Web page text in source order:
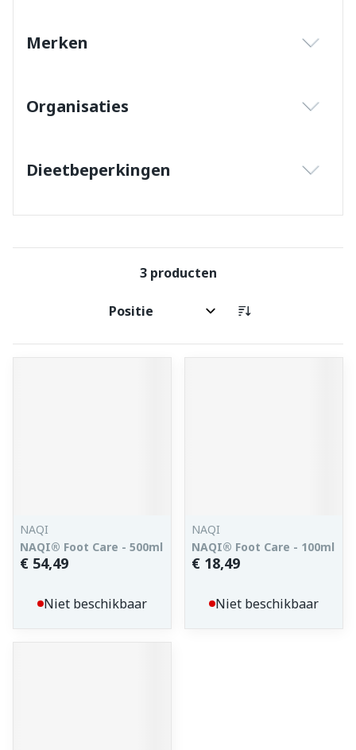
Merken
Organisaties
Dieetbeperkingen
3producten
Sorteer op:
NAQI
NAQI® Foot Care - 500ml
€ 54,49
Niet beschikbaar
NAQI
NAQI® Foot Care - 100ml
€ 18,49
Niet beschikbaar